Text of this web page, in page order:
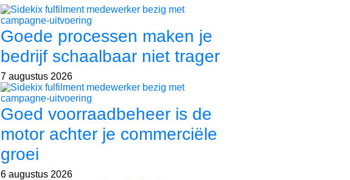
Goede processen maken je
bedrijf schaalbaar niet trager
7 augustus 2026
Goed voorraadbeheer is de
motor achter je commerciële
groei
6 augustus 2026